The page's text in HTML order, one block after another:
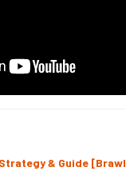
& Guide [Brawl